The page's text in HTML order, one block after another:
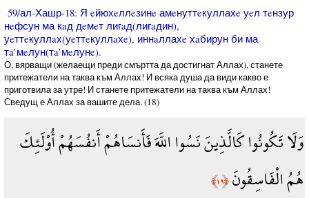
59/ал-Хашр-18: Я eйюхeллeзинe амeнуттeкуллахe уeл тeнзур
нeфсун ма кaд дeмeт лигaд(лигaдин),
уeттeкуллaх(уeттeкуллaхe), иннaллахe хaбирун би ма
тa’мeлун(тa’мeлунe).
О, вярващи (желаещи преди смъртта да достигнат Аллах), станете
притежатели на таква към Аллах! И всяка душа да види какво е
приготвила за утре! И станете притежатели на таква към Аллах!
Сведущ е Аллах за вашите дела. (18)
وَلَا تَكُونُوا كَالَّذِينَ نَسُوا اللَّهَ فَأَنسَاهُمْ أَنفُسَهُمْ أُوْلَئِكَ
هُمُ الْفَاسِقُونَ﴿١٩﴾